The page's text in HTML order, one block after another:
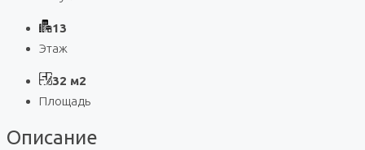
13
Этаж
32 м2
Площадь
Описание